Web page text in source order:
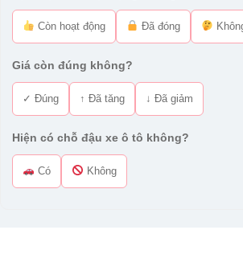
Còn hoạt động Đã đóng
Giá còn đúng không?
✓ Đúng ↑ Đã tăng ↓ Đã giảm
Hiện có chỗ đậu xe ô tô không?
Có Không